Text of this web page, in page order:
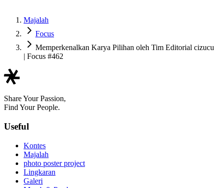
Majalah
Focus
Memperkenalkan Karya Pilihan oleh Tim Editorial cizucu
| Focus #462
Share Your Passion,
Find Your People.
Useful
Kontes
Majalah
photo poster project
Lingkaran
Galeri